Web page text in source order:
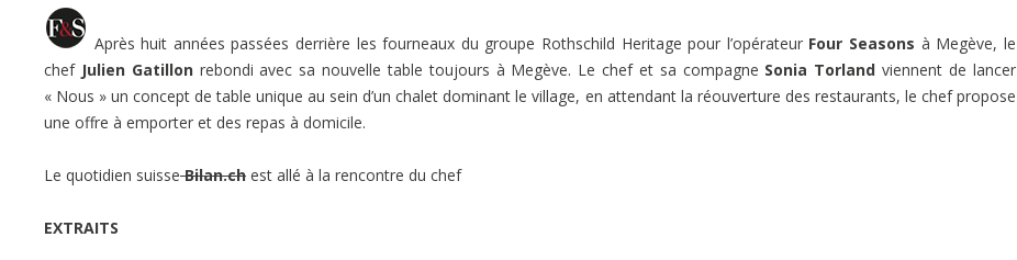
Après huit années passées derrière les fourneaux du groupe Rothschild Heritage pour l’opérateur Four Seasons à Megève, le
chef Julien Gatillonrebondi avec sa nouvelle table toujours à Megève. Le chef et sa compagne Sonia Torland viennent de lancer
« Nous » un concept de table unique au sein d’un chalet dominant le village, en attendant la réouverture des restaurants, le chef propose
une offre à emporter et des repas à domicile.
Le quotidien suisse Bilan.ch est allé à la rencontre du chef
EXTRAITS